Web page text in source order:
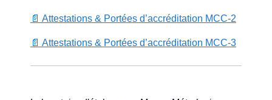
📄 Attestations & Portées d’accréditation MCC-2
📄 Attestations & Portées d’accréditation MCC-3